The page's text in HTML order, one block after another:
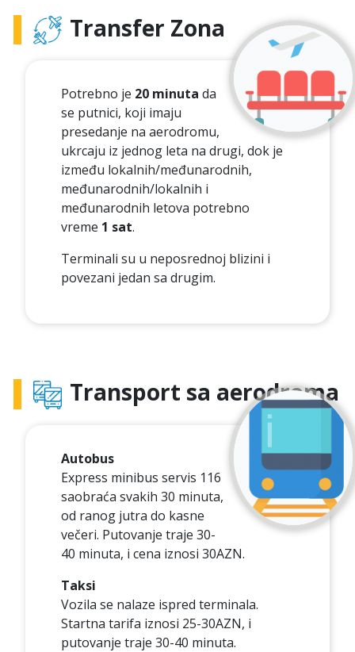
Transfer Zona
Potrebno je 20 minuta da
se putnici, koji imaju
presedanje na aerodromu,
ukrcaju iz jednog leta na drugi, dok je
između lokalnih/međunarodnih,
međunarodnih/lokalnih i
međunarodnih letova potrebno
vreme 1 sat.
Terminali su u neposrednoj blizini i
povezani jedan sa drugim.
Transport sa aerodroma
Autobus
Express minibus servis 116
saobraća svakih 30 minuta,
od ranog jutra do kasne
večeri. Putovanje traje 30-
40 minuta, i cena iznosi 30AZN.
Taksi
Vozila se nalaze ispred terminala.
Startna tarifa iznosi 25-30AZN, i
putovanje traje 30-40 minuta.